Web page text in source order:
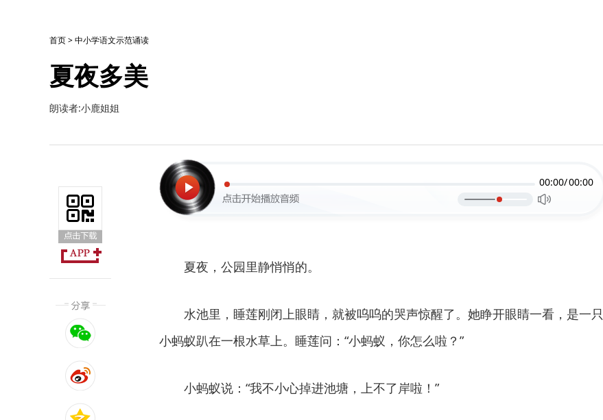
首页>中小学语文示范诵读
夏夜多美
朗读者:小鹿姐姐
00:00/00:00
夏夜，公园里静悄悄的。
水池里，睡莲刚闭上眼睛，就被呜呜的哭声惊醒了。她睁开眼睛一看，是一只
小蚂蚁趴在一根水草上。睡莲问：“小蚂蚁，你怎么啦？”
小蚂蚁说：“我不小心掉进池塘，上不了岸啦！”